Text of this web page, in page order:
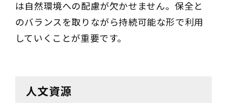
は自然環境への配慮が欠かせません。保全と
のバランスを取りながら持続可能な形で利用
していくことが重要です。
人文資源